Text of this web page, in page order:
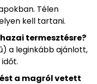
Télen
kell tartani.
termesztésre?
a leginkább ajánlott,
a magról vetett